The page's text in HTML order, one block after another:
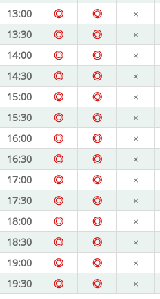
13:00
◎ ◎ ×
13:30
◎ ◎ ×
14:00
◎ ◎ ×
14:30
◎ ◎ ×
15:00
◎ ◎ ×
15:30
◎ ◎ ×
16:00
◎ ◎ ×
16:30
◎ ◎ ×
17:00
◎ ◎ ×
17:30
◎ ◎ ×
18:00
◎ ◎ ×
18:30
◎ ◎ ×
19:00
◎ ◎ ×
19:30
◎ ◎ ×